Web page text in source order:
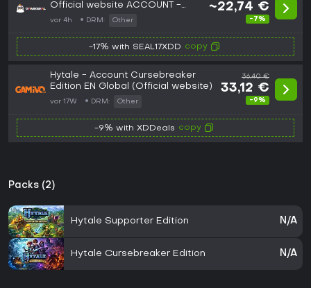
Official website ACCOUNT -
GLOBAL
vor 4h DRM: Other
~22,74 €
-7%
-17% with SEAL17XDD copy
Hytale - Account Cursebreaker
Edition EN Global (Official website)
vor 17W DRM: Other
36,40 €
33,12 €
-9%
-9% with XDDeals copy
Packs (2)
Hytale Supporter Edition N/A
Hytale Cursebreaker Edition N/A